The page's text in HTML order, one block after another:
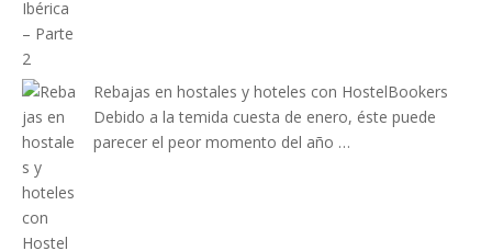
Rebajas en hostales y hoteles con HostelBookers
Debido a la temida cuesta de enero, éste puede
parecer el peor momento del año …